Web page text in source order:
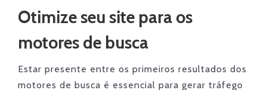
Otimize seu site para os
motores de busca
Estar presente entre os primeiros resultados dos
motores de busca é essencial para gerar tráfego